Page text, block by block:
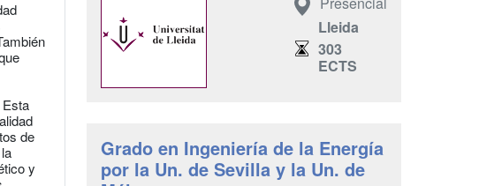
de
y
Lleida
303
ECTS
Grado en Ingeniería de la Energía
por la Un. de Sevilla y la Un. de